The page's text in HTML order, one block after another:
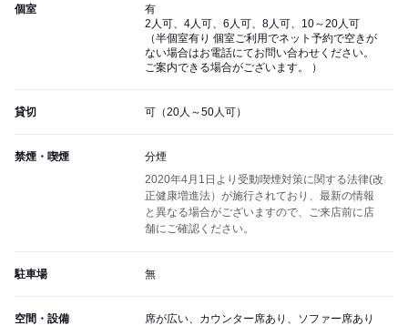
個室
有
2人可、4人可、6人可、8人可、10～20人可
（半個室有り 個室ご利用でネット予約で空きが
ない場合はお電話にてお問い合わせください。
ご案内できる場合がございます。 ）
貸切 可（20人～50人可）
禁煙・喫煙
分煙
2020年4月1日より受動喫煙対策に関する法律(改
正健康増進法）が施行されており、最新の情報
と異なる場合がございますので、ご来店前に店
舗にご確認ください。
駐車場 無
空間・設備 席が広い、カウンター席あり、ソファー席あり